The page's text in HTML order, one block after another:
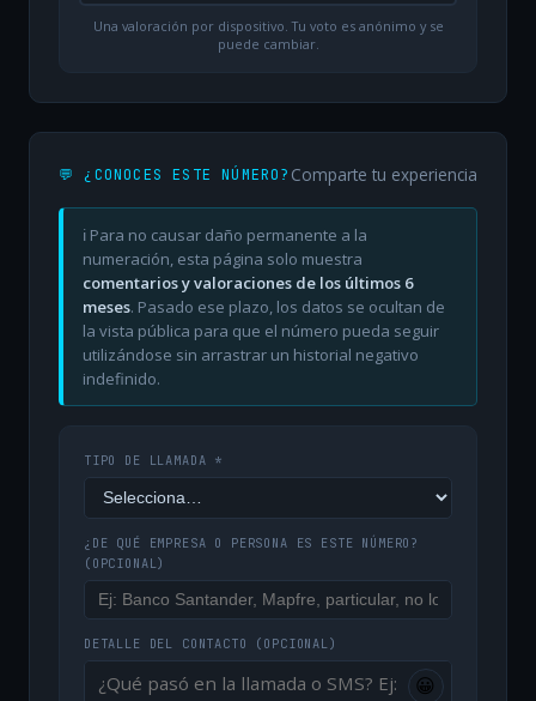
Una valoración por dispositivo. Tu voto es anónimo y se
puede cambiar.
💬 ¿CONOCES ESTE NÚMERO? Comparte tu experiencia
ℹ️ Para no causar daño permanente a la
numeración, esta página solo muestra
comentarios y valoraciones de los últimos 6
meses. Pasado ese plazo, los datos se ocultan de
la vista pública para que el número pueda seguir
utilizándose sin arrastrar un historial negativo
indefinido.
TIPO DE LLAMADA *
¿DE QUÉ EMPRESA O PERSONA ES ESTE NÚMERO?
(OPCIONAL)
DETALLE DEL CONTACTO (OPCIONAL)
😀